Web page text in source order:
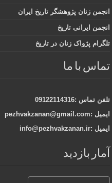
انجمن زنان پژوهشگر تاریخ ایران
انجمن ایرانی تاریخ
تلگرام پژواک زنان در تاریخ
تماس با ما
تلفن تماس :09122114316
ایمیل :pezhvakzanan@gmail.com
ایمیل :info@pezhvakzanan.ir
آمار بازدید